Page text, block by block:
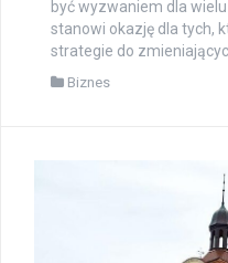
być wyzwaniem dla
stanowi okazję dla tych,
strategie do
Biznes